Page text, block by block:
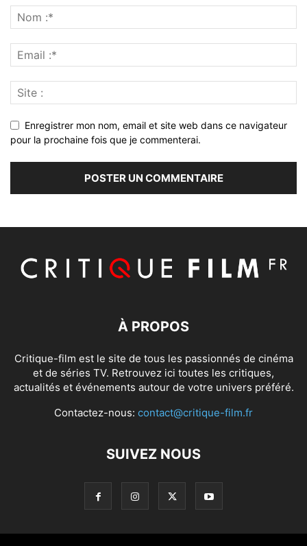
Enregistrer mon nom, email et site web dans ce navigateur
pour la prochaine fois que je commenterai.
À PROPOS
Critique-film est le site de tous les passionnés de cinéma
et de séries TV. Retrouvez ici toutes les critiques,
actualités et événements autour de votre univers préféré.
Contactez-nous: contact@critique-film.fr
SUIVEZ NOUS